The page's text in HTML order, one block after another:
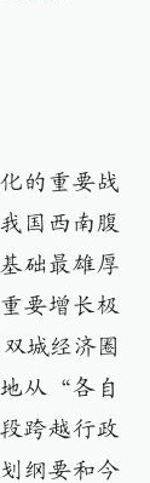
的重要战
国西南腹
础最雄厚
要增长极
城经济圈
从“各自
跨越行政
纲要和今